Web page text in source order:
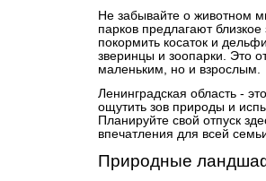
Не забывайте о животном
парков предлагают
покормить косаток и
зверинцы и зоопарки. Это
маленьким, но и взрослым.
Ленинградская область -
ощутить зов природы и
Планируйте свой отпуск
впечатления для всей
Природные